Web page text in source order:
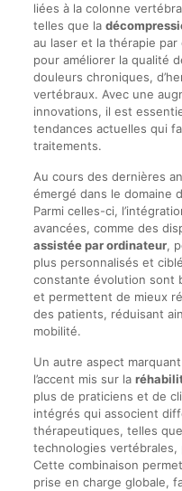
liées à la colonne
telles que la
au laser et la thérapie
pour améliorer la qualité
douleurs chroniques,
vertébraux. Avec une
innovations, il est
tendances actuelles qui
traitements.
Au cours des dernières
émergé dans le domaine
Parmi celles-ci,
avancées, comme des
assistée par ordinateur,
plus personnalisés et
constante évolution sont
et permettent de mieux
des patients, réduisant
mobilité.
Un autre aspect
l’accent mis sur la
plus de praticiens et de
intégrés qui associent
thérapeutiques, telles
technologies
Cette combinaison
prise en charge globale,